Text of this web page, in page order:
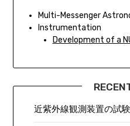
Multi-Messenger
Instrumentation
Development of a
近紫外線観測装置の試